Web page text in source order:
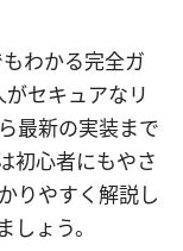
わかる完全ガ
セキュアなリ
最新の実装まで
初心者にもやさ
りやすく解説し
しょう。